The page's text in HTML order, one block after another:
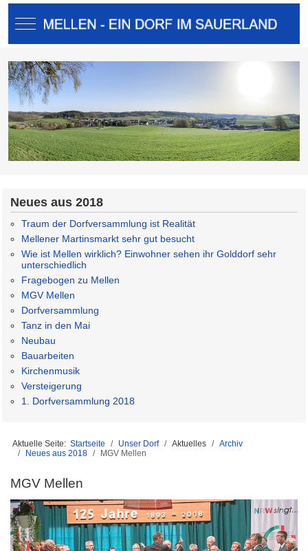
Mobile Menu Toggle
Neues aus 2018
Traum der Dorfversammlung ist Realität
Mellener Martinsmarkt sehr gut besucht
Wie ist Mellen wirklich? Einwohner sehen ihr Golddorf sehr
unterschiedlich
Fragebogen zu Mellen
MGV Mellen
Dorfversammlung
Tanz in den Mai
Neubau
Bauarbeiten
Kirchenmusik
Versteigerung
1. Dorfversammlung 2018
Aktuelle Seite: Startseite Unser Dorf Aktuelles
Archiv
Neues aus 2018
MGV Mellen
MGV Mellen